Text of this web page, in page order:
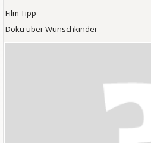
Film Tipp
Doku über Wunschkinder